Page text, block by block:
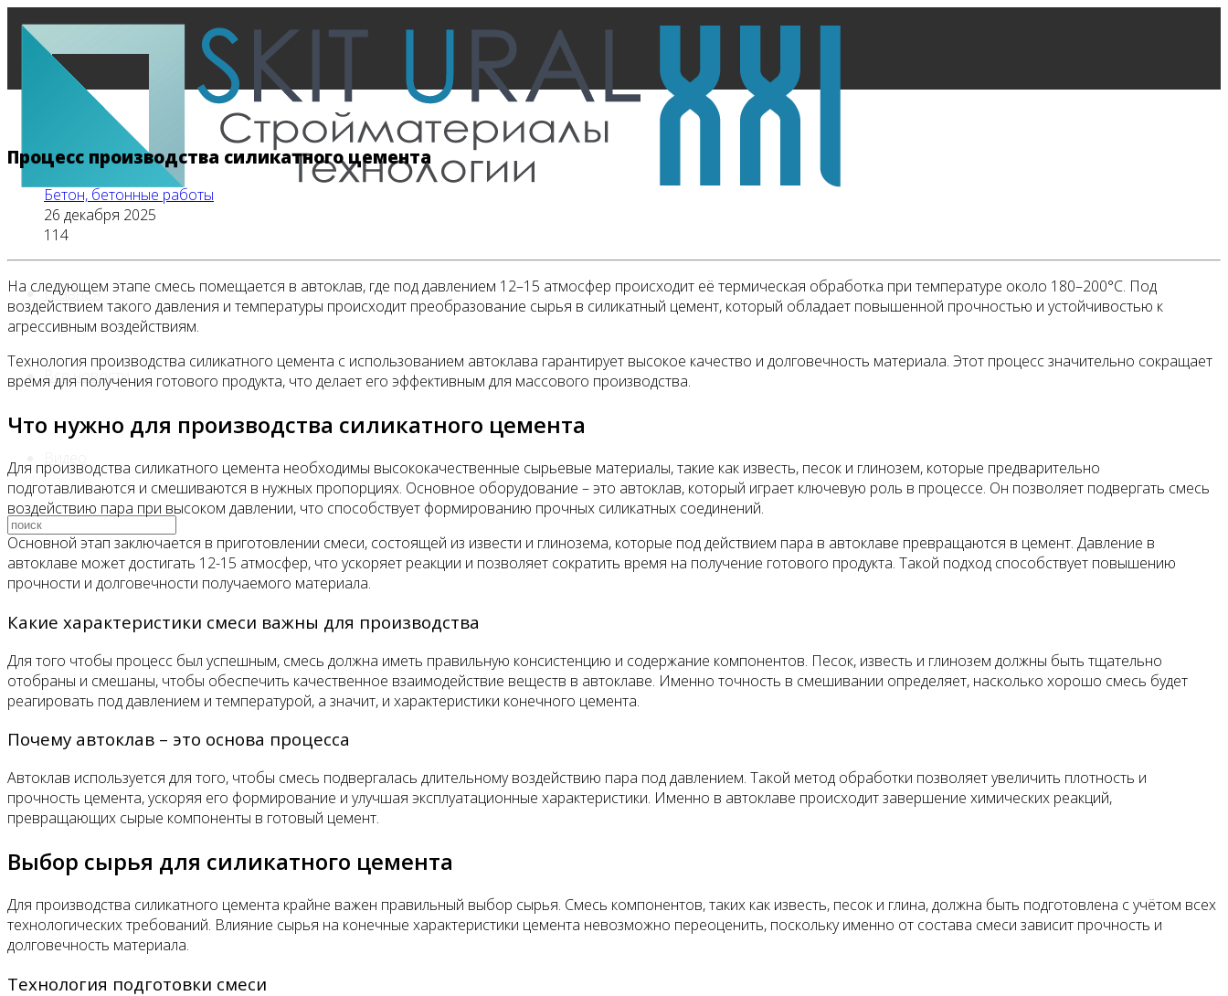
Главная
Все новости
Процесс производства силикатного цемента
Бетон, бетонные работы
26 декабря 2025
114
На следующем этапе смесь помещается в автоклав, где под давлением 12–15 атмосфер происходит её термическая обработка при температуре около 180–200°C. Под
воздействием такого давления и температуры происходит преобразование сырья в силикатный цемент, который обладает повышенной прочностью и устойчивостью к
агрессивным воздействиям.
Технология производства силикатного цемента с использованием автоклава гарантирует высокое качество и долговечность материала. Этот процесс значительно сокращает
время для получения готового продукта, что делает его эффективным для массового производства.
Что нужно для производства силикатного цемента
Для производства силикатного цемента необходимы высококачественные сырьевые материалы, такие как известь, песок и глинозем, которые предварительно
подготавливаются и смешиваются в нужных пропорциях. Основное оборудование – это автоклав, который играет ключевую роль в процессе. Он позволяет подвергать смесь
воздействию пара при высоком давлении, что способствует формированию прочных силикатных соединений.
Основной этап заключается в приготовлении смеси, состоящей из извести и глинозема, которые под действием пара в автоклаве превращаются в цемент. Давление в
автоклаве может достигать 12-15 атмосфер, что ускоряет реакции и позволяет сократить время на получение готового продукта. Такой подход способствует повышению
прочности и долговечности получаемого материала.
Какие характеристики смеси важны для производства
Для того чтобы процесс был успешным, смесь должна иметь правильную консистенцию и содержание компонентов. Песок, известь и глинозем должны быть тщательно
отобраны и смешаны, чтобы обеспечить качественное взаимодействие веществ в автоклаве. Именно точность в смешивании определяет, насколько хорошо смесь будет
реагировать под давлением и температурой, а значит, и характеристики конечного цемента.
Почему автоклав – это основа процесса
Автоклав используется для того, чтобы смесь подвергалась длительному воздействию пара под давлением. Такой метод обработки позволяет увеличить плотность и
прочность цемента, ускоряя его формирование и улучшая эксплуатационные характеристики. Именно в автоклаве происходит завершение химических реакций,
превращающих сырые компоненты в готовый цемент.
Выбор сырья для силикатного цемента
Для производства силикатного цемента крайне важен правильный выбор сырья. Смесь компонентов, таких как известь, песок и глина, должна быть подготовлена с учётом всех
технологических требований. Влияние сырья на конечные характеристики цемента невозможно переоценить, поскольку именно от состава смеси зависит прочность и
долговечность материала.
Технология подготовки смеси